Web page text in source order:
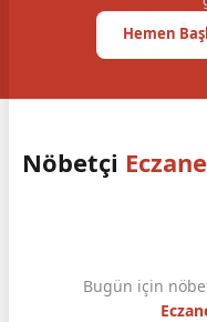
Hemen
Nöbetçi
Bugün için